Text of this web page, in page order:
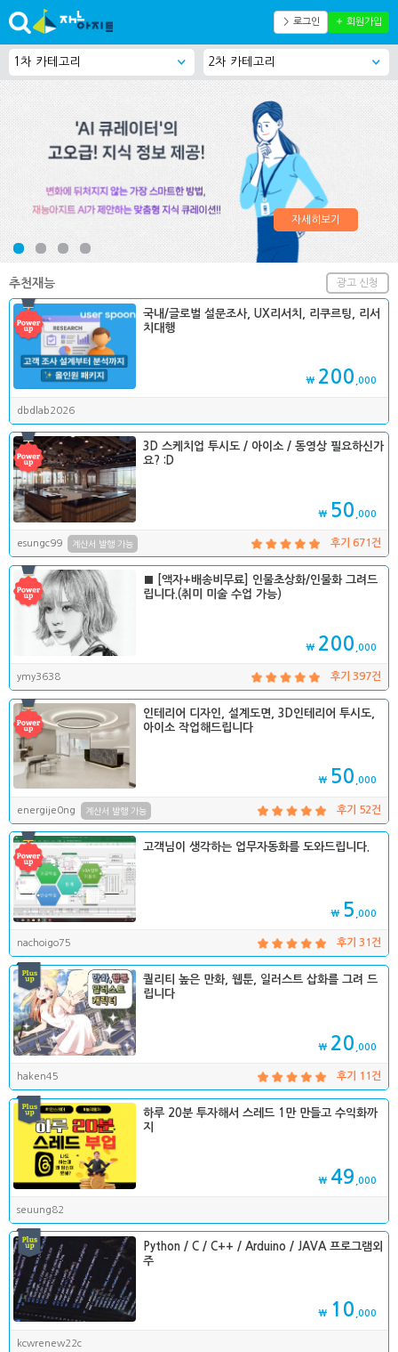
＞ 로그인 ＋ 회원가입
자세히보기
광고 신청
추천재능
국내/글로벌 설문조사, UX리서치, 리쿠르팅, 리서
치대행
₩ 200 ,000
dbdlab2026
3D 스케치업 투시도 / 아이소 / 동영상 필요하신가
요? :D
₩ 50 ,000
esungc99 계산서 발행 가능 후기 671건
■ [액자+배송비무료] 인물초상화/인물화 그려드
립니다.(취미 미술 수업 가능)
₩ 200 ,000
ymy3638 후기 397건
인테리어 디자인, 설계도면, 3D인테리어 투시도,
아이소 작업해드립니다
₩ 50 ,000
energije0ng 계산서 발행 가능 후기 52건
고객님이 생각하는 업무자동화를 도와드립니다.
₩ 5 ,000
nachoigo75 후기 31건
퀄리티 높은 만화, 웹툰, 일러스트 삽화를 그려 드
립니다
₩ 20 ,000
haken45 후기 11건
하루 20분 투자해서 스레드 1만 만들고 수익화까
지
₩ 49 ,000
seuung82
Python / C / C++ / Arduino / JAVA 프로그램외
주
₩ 10 ,000
kcwrenew22c